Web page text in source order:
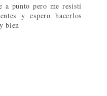
a punto pero me resistí
y espero hacerlos
bien